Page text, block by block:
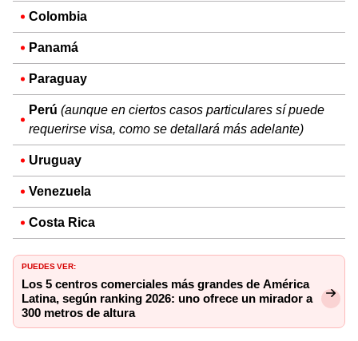
Colombia
Panamá
Paraguay
Perú (aunque en ciertos casos particulares sí puede
requerirse visa, como se detallará más adelante)
Uruguay
Venezuela
Costa Rica
PUEDES VER:
Los 5 centros comerciales más grandes de América
Latina, según ranking 2026: uno ofrece un mirador a
300 metros de altura